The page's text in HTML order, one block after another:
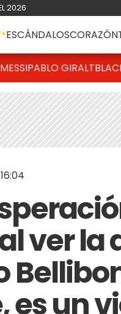
2026
ESCÁNDALOSCORAZÓN
PABLO GIRALT
ver la
es un